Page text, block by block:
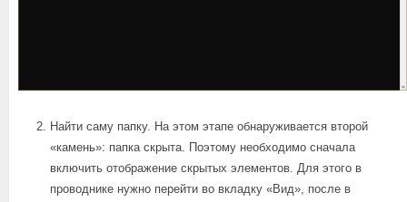
Найти саму папку. На этом этапе обнаруживается второй
«камень»: папка скрыта. Поэтому необходимо сначала
включить отображение скрытых элементов. Для этого в
проводнике нужно перейти во вкладку «Вид», после в